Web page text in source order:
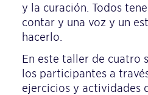
y la curación. Todos
contar y una voz y un
hacerlo.
En este taller de cuatro
los participantes a
ejercicios y actividades